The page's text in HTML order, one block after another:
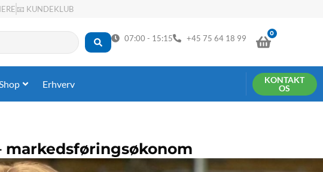
📧 KUNDEKLUB
07:00 - 15:15 +45 75 64 18 99
0
KURV
Shop Erhverv
KONTAKT
OS
markedsføringsøkonom